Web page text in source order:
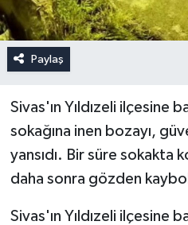
Paylaş
Sivas'ın Yıldızeli ilçesine
sokağına inen bozayı,
yansıdı. Bir süre sokakta
daha sonra gözden
Sivas'ın Yıldızeli ilçesine